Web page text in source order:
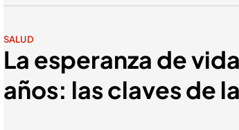
SALUD
La esperanza de
años: las claves de